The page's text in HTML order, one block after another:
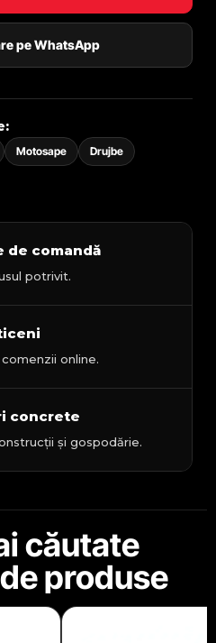
pe WhatsApp
Motosape Drujbe
de comandă
potrivit.
online.
concrete
și gospodărie.
căutate
produse